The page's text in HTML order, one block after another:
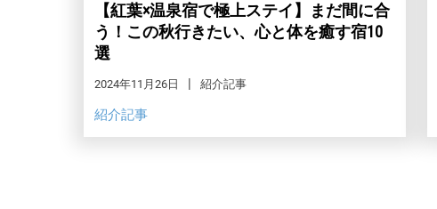
【紅葉×温泉宿で極上ステイ】まだ間に合
う！この秋行きたい、心と体を癒す宿10
選
2024年11月26日 紹介記事
紹介記事